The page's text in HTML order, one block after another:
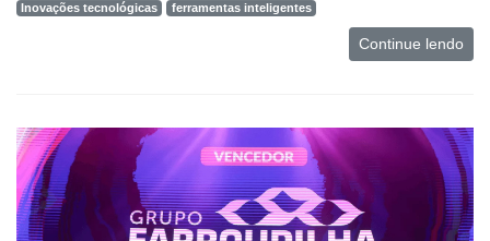
Inovações tecnológicas
ferramentas inteligentes
Continue lendo